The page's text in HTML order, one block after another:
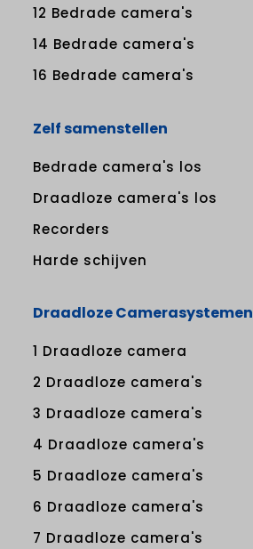
12 Bedrade camera's
14 Bedrade camera's
16 Bedrade camera's
Zelf samenstellen
Bedrade camera's los
Draadloze camera's los
Recorders
Harde schijven
Draadloze Camerasystemen
1 Draadloze camera
2 Draadloze camera's
3 Draadloze camera's
4 Draadloze camera's
5 Draadloze camera's
6 Draadloze camera's
7 Draadloze camera's